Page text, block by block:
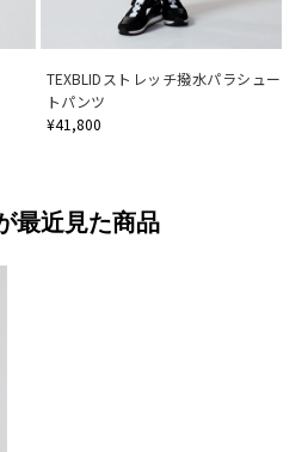
TEXBLIDストレッチ撥水パラシュー
トパンツ
¥41,800
最近見た商品